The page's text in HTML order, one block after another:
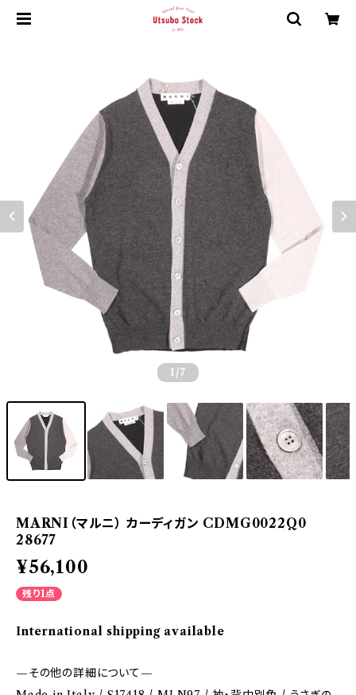
1 /7
MARNI（マルニ） カーディガン CDMG0022Q0
28677
¥56,100
残り1点
International shipping available
—その他の詳細について—